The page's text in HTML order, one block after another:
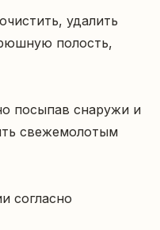
удалить
полость,
посыпав снаружи и
свежемолотым
согласно